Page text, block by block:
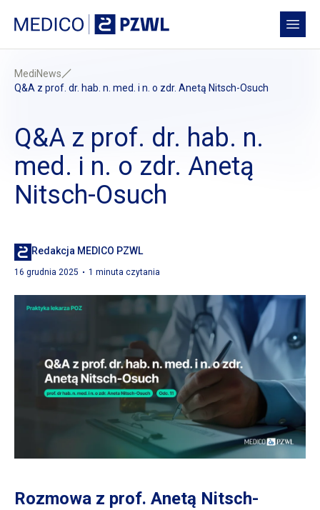
Medico PZWL Platforma Medyczna
MediNews
Q&A z prof. dr. hab. n. med. i n. o zdr. Anetą Nitsch-Osuch
Q&A z prof. dr. hab. n.
med. i n. o zdr. Anetą
Nitsch-Osuch
Redakcja MEDICO PZWL
16 grudnia 2025 1 minuta czytania
Rozmowa z prof. Anetą Nitsch-